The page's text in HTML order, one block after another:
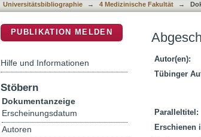
Universitätsbibliographie → 4 Medizinische Fakultät →
Autor(en):
Tübinger
Paralleltitel:
Erschienen
PUBLIKATION MELDEN
Hilfe und Informationen
Stöbern
Dokumentanzeige
Erscheinungsdatum
Autoren